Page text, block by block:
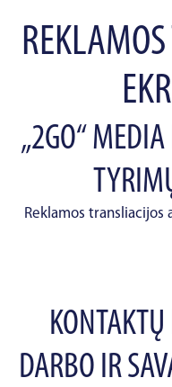
„2GO“
Reklamos transliacijos
DARBO IR